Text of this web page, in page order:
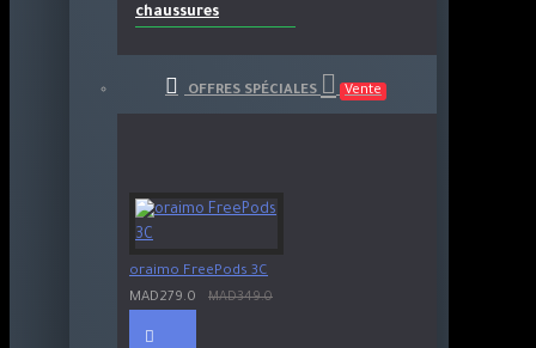
chaussures
OFFRES SPÉCIALES Vente
oraimo FreePods 3C
MAD279.0
MAD349.0